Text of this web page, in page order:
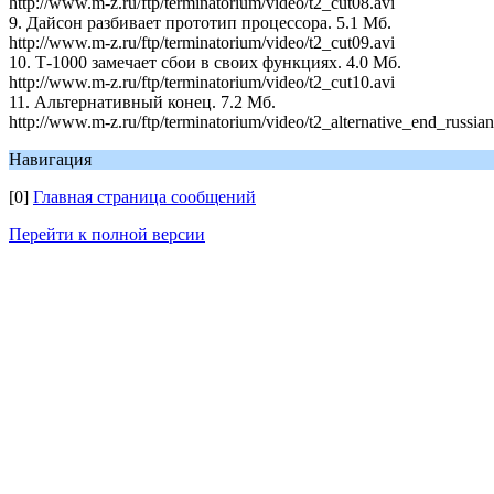
9. Дайсон разбивает прототип процессора. 5.1 Мб.
http://www.m-z.ru/ftp/terminatorium/video/t2_cut09.avi
10. Т-1000 замечает сбои в своих функциях. 4.0 Мб.
http://www.m-z.ru/ftp/terminatorium/video/t2_cut10.avi
11. Альтернативный конец. 7.2 Мб.
http://www.m-z.ru/ftp/terminatorium/video/
Навигация
[0] Главная страница сообщений
Перейти к полной версии